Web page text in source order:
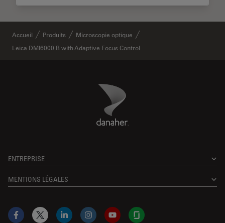
Accueil Produits
Microscopie optique
Leica DMI6000 B with Adaptive Focus Control
Danaher Logo
ENTREPRISE
MENTIONS LÉGALES
Facebook
X LinkedInInstagramYouTubeGlassdoor